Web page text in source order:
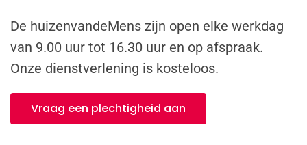
De huizenvandeMens zijn open elke werkdag
van 9.00 uur tot 16.30 uur en op afspraak.
Onze dienstverlening is kosteloos.
Vraag een plechtigheid aan